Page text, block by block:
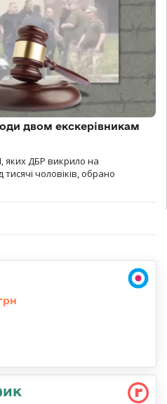
двом екскерівникам
яких ДБР викрило на
чоловіків, обрано